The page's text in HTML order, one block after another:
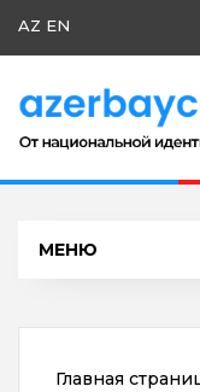
AZ EN
МЕНЮ
Главная